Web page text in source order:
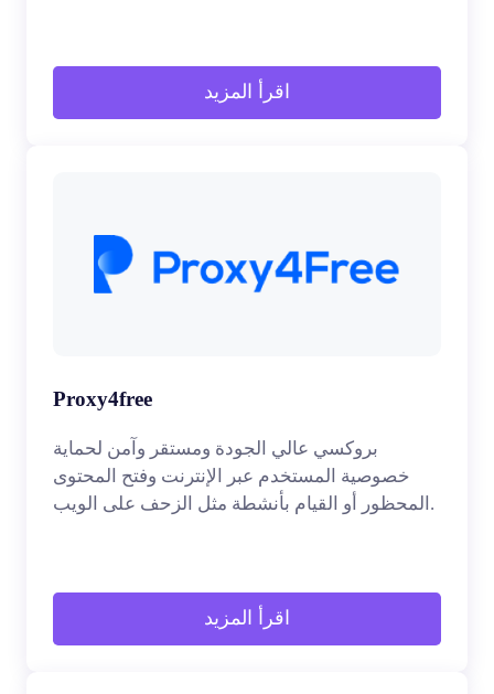
اقرأ المزيد
Proxy4free
بروكسي عالي الجودة ومستقر وآمن لحماية
خصوصية المستخدم عبر الإنترنت وفتح المحتوى
المحظور أو القيام بأنشطة مثل الزحف على الويب.
اقرأ المزيد